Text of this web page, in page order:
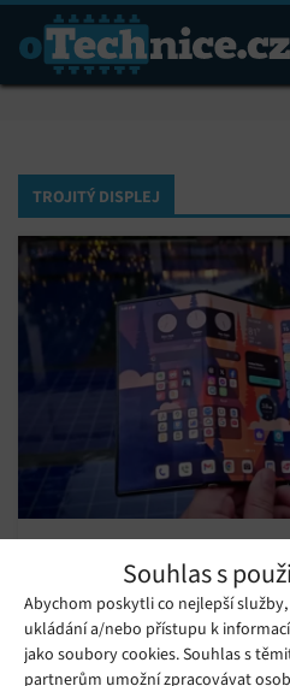
Souhlas s
Abychom poskytli co nejlepší
ukládání a/nebo přístupu k
jako soubory cookies. Souhlas s
partnerům umožní zpracovávat
TROJITÝ DISPLEJ
5. prosince
Čtvrtek 13. 11. 2025 Julia
Trojitý Galaxy Z TriFold koncept
mobilních technologií – spojení